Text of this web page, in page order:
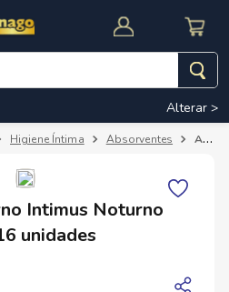
Alterar >
Higiene Íntima Absorventes Absorvente Externo Intimus Noturno Suave com Abas 16 unidades
Intimus Noturno
unidades